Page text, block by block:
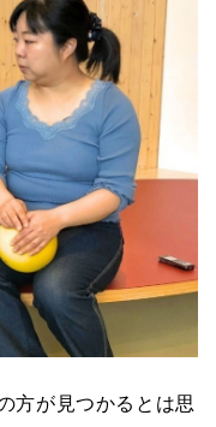
方が見つかるとは思